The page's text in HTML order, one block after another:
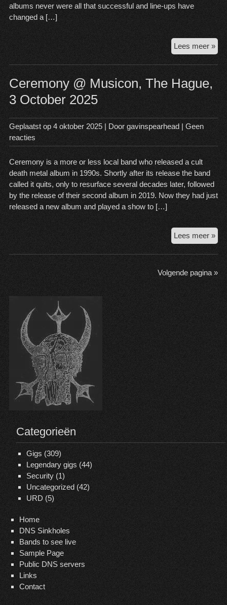
albums never were all that successful and line-ups have
changed a […]
Lees meer »
@
Ceremony @ Musicon, The Hague,
3 October 2025
Geplaatst op 4 oktober 2025| Door gavinspearhead
Geen
reacties
Ceremony is a more or less local band who released a cult
death metal album in 1990s. Shortly after its release the band
called it quits, only to resurface several decades later, followed
by the release of their second album in 2019. Now they had just
released a new album and played a show to […]
Lees meer »
@
Volgende pagina »
Categorieën
Gigs (309)
Legendary gigs (44)
Security (1)
Uncategorized (42)
URD (5)
Home
DNS Sinkholes
Bands to see live
Sample Page
Public DNS servers
Links
Contact